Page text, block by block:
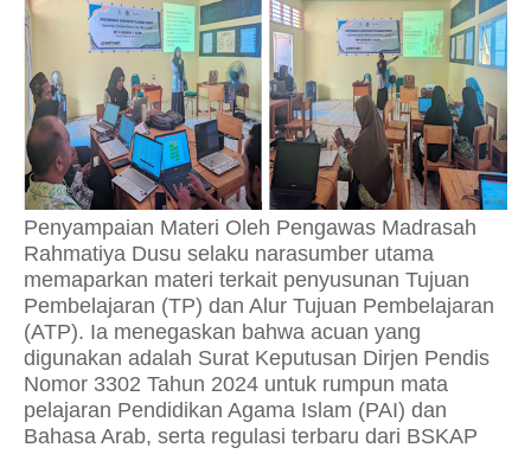
Penyampaian Materi Oleh Pengawas Madrasah
Rahmatiya Dusu selaku narasumber utama
memaparkan materi terkait penyusunan Tujuan
Pembelajaran (TP) dan Alur Tujuan Pembelajaran
(ATP). Ia menegaskan bahwa acuan yang
digunakan adalah Surat Keputusan Dirjen Pendis
Nomor 3302 Tahun 2024 untuk rumpun mata
pelajaran Pendidikan Agama Islam (PAI) dan
Bahasa Arab, serta regulasi terbaru dari BSKAP